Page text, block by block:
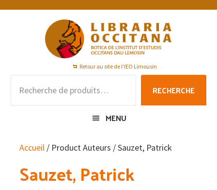
Passer
Passer
Passer
Retour au site de l'IEO Limousin
pour :
RECHERCHE
MENU
Accueil / Product Auteurs / Sauzet, Patrick
Sauzet, Patrick